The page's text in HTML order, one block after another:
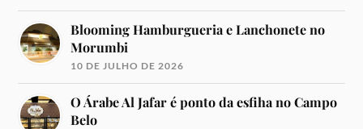
Blooming Hamburgueria e Lanchonete no
Morumbi
10 DE JULHO DE 2026
O Árabe Al Jafar é ponto da esfiha no Campo
Belo